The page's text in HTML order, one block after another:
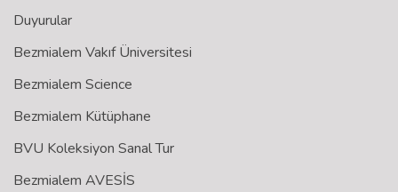
Duyurular
Bezmialem Vakıf Üniversitesi
Bezmialem Science
Bezmialem Kütüphane
BVU Koleksiyon Sanal Tur
Bezmialem AVESİS